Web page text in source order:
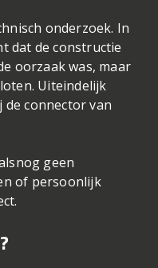
onderzoek. In
dat de constructie
oorzaak was, maar
Uiteindelijk
connector van
geen
of persoonlijk